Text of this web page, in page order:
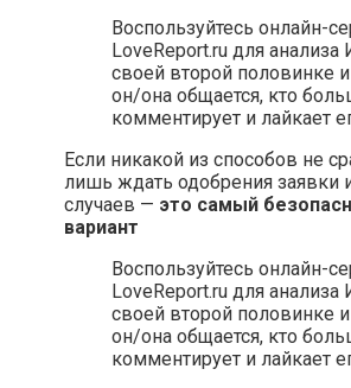
Воспользуйтесь онлайн-
LoveReport.ru для анализа
своей второй половинке
он/она общается, кто
комментирует и лайкает
Если никакой из способов не
лишь ждать одобрения заявки
случаев — это самый
вариант
Воспользуйтесь онлайн-
LoveReport.ru для анализа
своей второй половинке
он/она общается, кто
комментирует и лайкает